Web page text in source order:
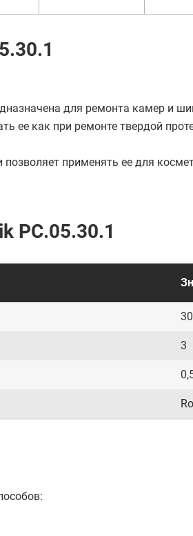
для ремонта камер и
ее как при ремонте твердой
применять ее для
PC.05.30.1
30
3